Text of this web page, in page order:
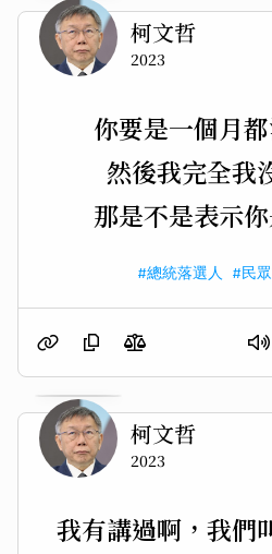
柯文哲
2023
你要是一個月
然後我完全我
那是不是表示
#總統落選人 #民
柯文哲
2023
我有講過啊，我們